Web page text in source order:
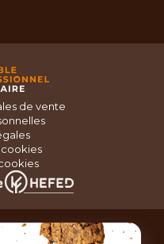
de vente
pour concocter de